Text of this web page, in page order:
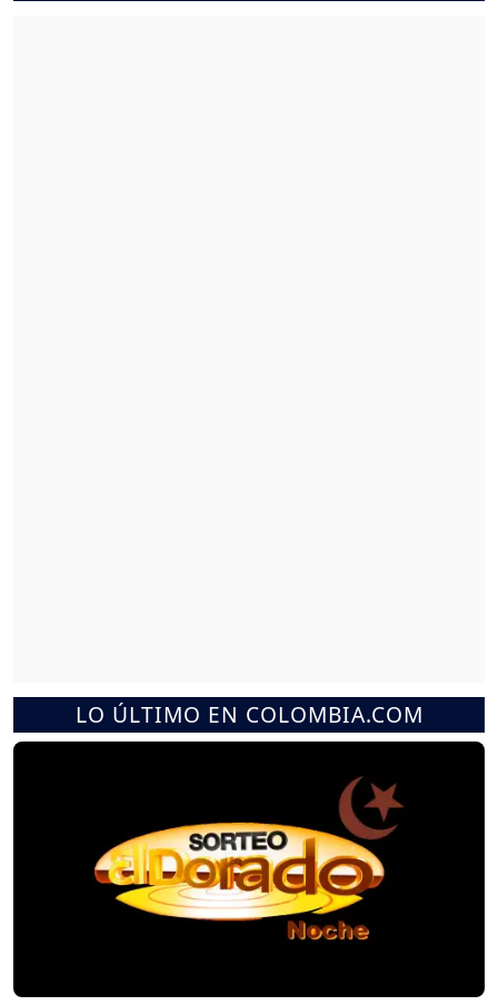
LO ÚLTIMO EN COLOMBIA.COM